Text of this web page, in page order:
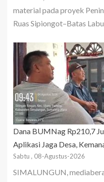
material pada proyek
Ruas Sipiongot–Batas
Dana BUMNag Rp210,7
Aplikasi Jaga Desa,
Sabtu , 08-Agustus-2026
SIMALUNGUN,